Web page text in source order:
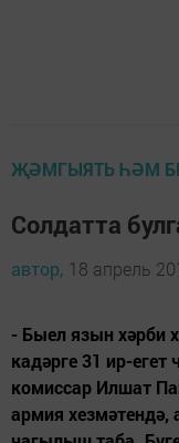
ҖӘМГЫЯТЬ ҺӘМ
Солдатта
автор, 18 апрель
- Быел язын хәрби
кадәрге 31 ир-
комиссар Илшат
армия